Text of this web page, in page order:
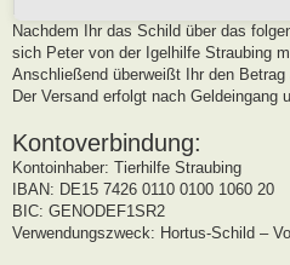
Nachdem Ihr das Schild über das
sich Peter von der Igelhilfe Straubing
Anschließend überweißt Ihr den
Der Versand erfolgt nach Geldeingang
Kontoverbindung:
Kontoinhaber: Tierhilfe Straubing
IBAN: DE15 7426 0110 0100 1060 20
BIC: GENODEF1SR2
Verwendungszweck: Hortus-Schild –